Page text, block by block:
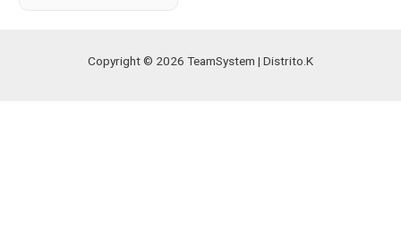
Copyright © 2026 TeamSystem | Distrito.K